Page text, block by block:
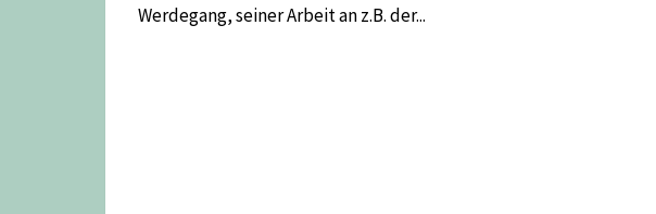
Werdegang, seiner Arbeit an z.B. der...